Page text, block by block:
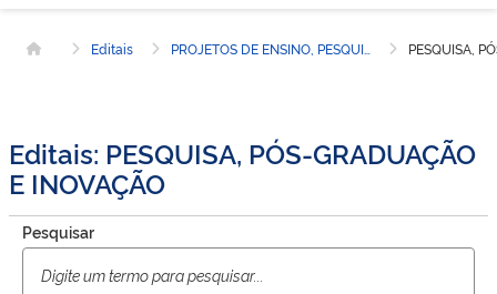
Página inicial
Editais PESQUISA,
Editais: PESQUISA, PÓS-GRADUAÇÃO
E INOVAÇÃO
Pesquisar